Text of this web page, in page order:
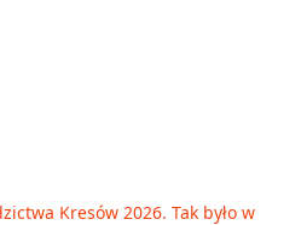
Kresów 2026. Tak było w